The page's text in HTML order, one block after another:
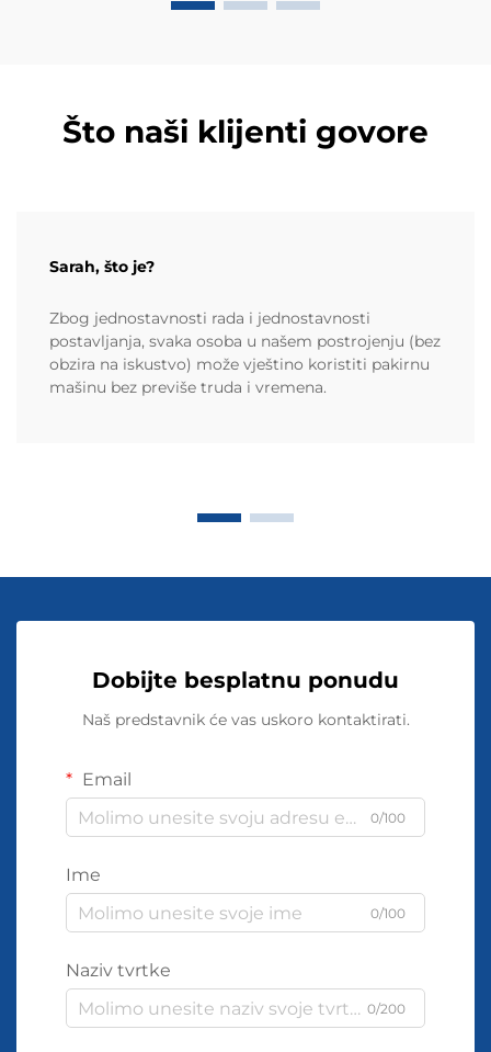
Što naši klijenti govore
Sarah, što je?
Zbog jednostavnosti rada i jednostavnosti
postavljanja, svaka osoba u našem postrojenju (bez
obzira na iskustvo) može vještino koristiti pakirnu
mašinu bez previše truda i vremena.
Dobijte besplatnu ponudu
Naš predstavnik će vas uskoro kontaktirati.
Email
0/100
Ime
0/100
Naziv tvrtke
0/200